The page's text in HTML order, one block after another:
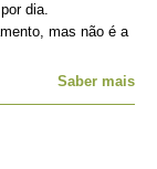
dia.
mas não é a
Saber mais